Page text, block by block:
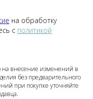
на обработку
c политикой
на внесение изменений в
без предварительного
при покупке уточняйте